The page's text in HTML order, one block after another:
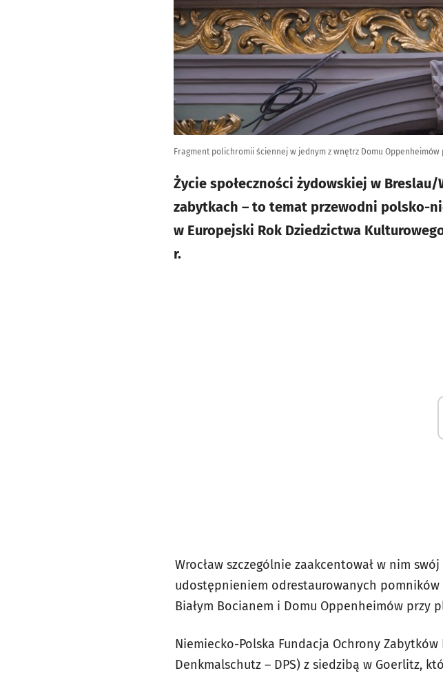
Fragment polichromii ściennej w jednym z wnętrz Domu
Życie społeczności żydowskiej w
zabytkach – to temat przewodni polsko-
w Europejski Rok Dziedzictwa
r.
Wrocław szczególnie zaakcentował w nim
udostępnieniem odrestaurowanych pomników
Białym Bocianem i Domu Oppenheimów przy
Niemiecko-Polska Fundacja Ochrony
Denkmalschutz – DPS) z siedzibą w Goerlitz,